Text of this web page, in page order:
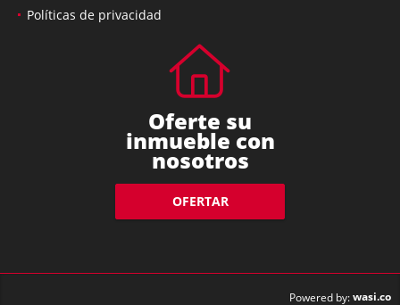
Políticas de privacidad
Oferte su
inmueble con
nosotros
OFERTAR
Powered by:wasi.co